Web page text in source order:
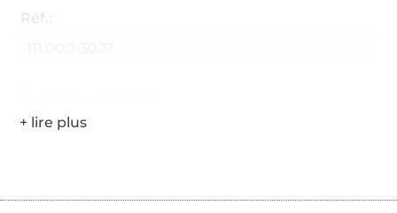
Réf.: